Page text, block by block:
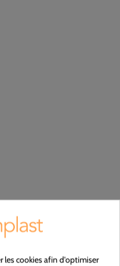
les cookies afin d'optimiser